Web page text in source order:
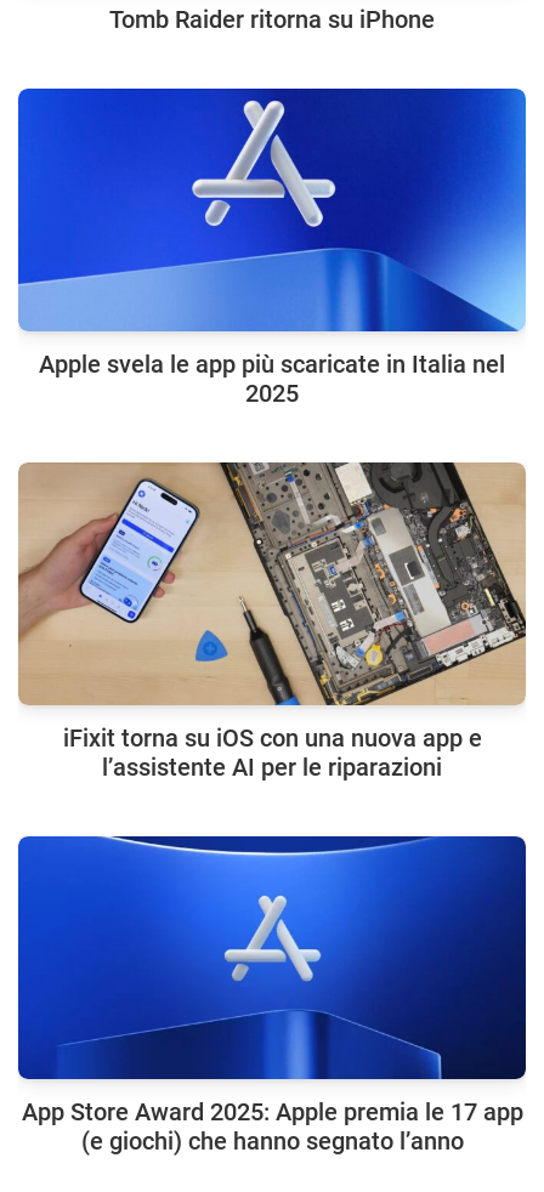
Tomb Raider ritorna su iPhone
Apple svela le app più scaricate in Italia nel
2025
iFixit torna su iOS con una nuova app e
l’assistente AI per le riparazioni
App Store Award 2025: Apple premia le 17 app
(e giochi) che hanno segnato l’anno